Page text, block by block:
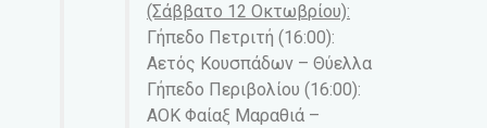
(Σάββατο 12 Οκτωβρίου):
Γήπεδο Πετριτή (16:00):
Αετός Κουσπάδων – Θύελλα
Γήπεδο Περιβολίου (16:00):
ΑΟΚ Φαίαξ Μαραθιά –